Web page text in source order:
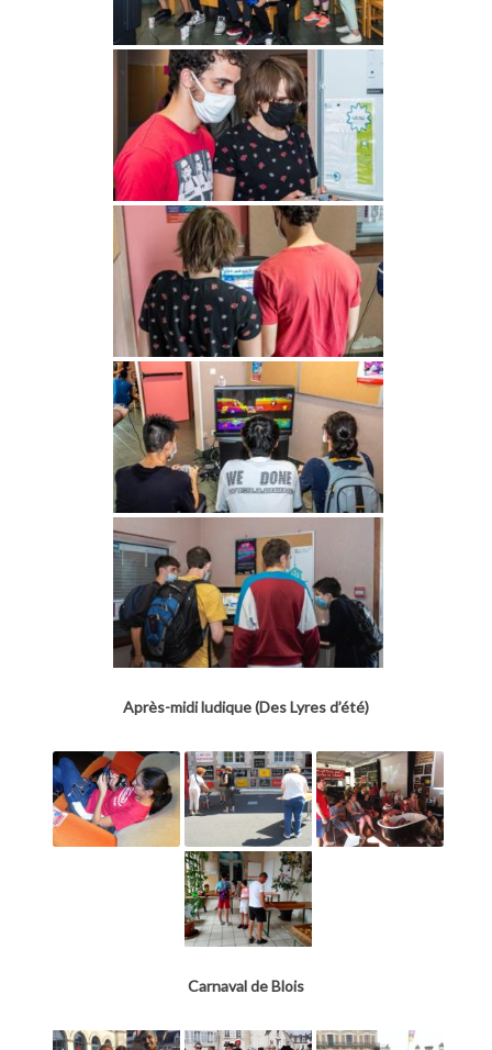
Après-midi ludique (Des Lyres d’été)
Carnaval de Blois